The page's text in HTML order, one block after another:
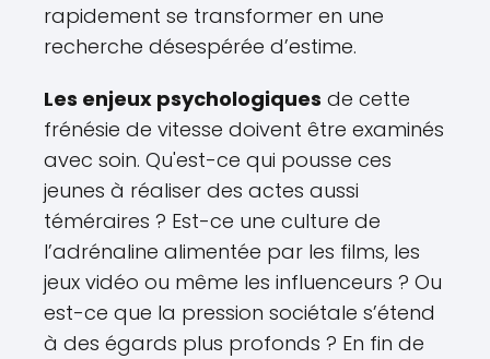
rapidement se transformer en une
recherche désespérée d’estime.
Les enjeux psychologiques de cette
frénésie de vitesse doivent être examinés
avec soin. Qu'est-ce qui pousse ces
jeunes à réaliser des actes aussi
téméraires ? Est-ce une culture de
l’adrénaline alimentée par les films, les
jeux vidéo ou même les influenceurs ? Ou
est-ce que la pression sociétale s’étend
à des égards plus profonds ? En fin de